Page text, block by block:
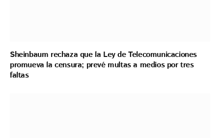
Sheinbaum rechaza que la Ley de Telecomunicaciones
promueva la censura; prevé multas a medios por tres
faltas